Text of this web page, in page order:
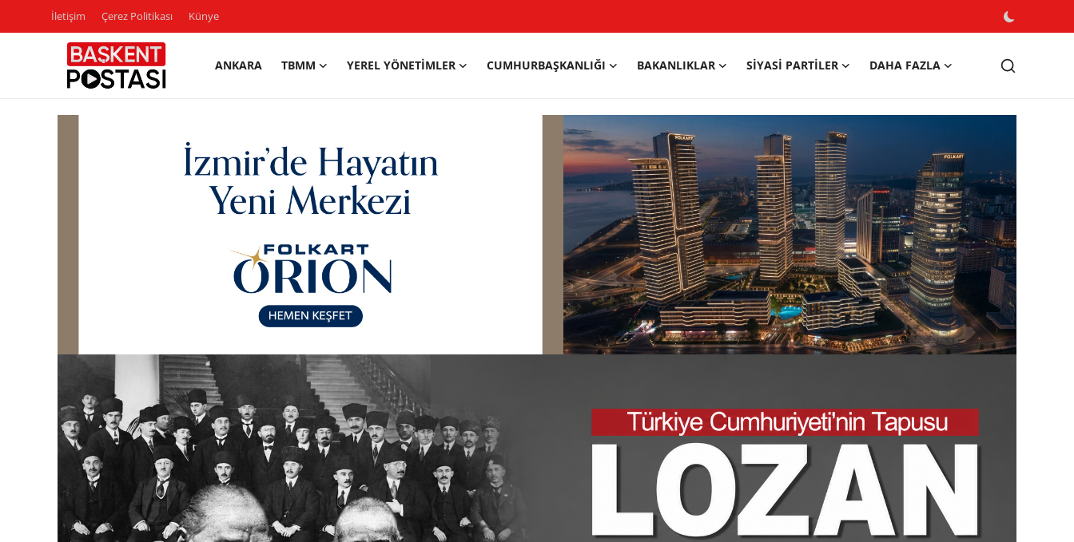
İletişim Çerez Politikası Künye
ANKARA TBMM YEREL YÖNETIMLER CUMHURBAŞKANLIĞI BAKANLIKLAR SIYASI PARTILER DAHA FAZLA
Bakanlıklar
Siyasi Partiler
Mülki İdare
Toplum ve Yaşam
Sivil Toplum Kuruluşları